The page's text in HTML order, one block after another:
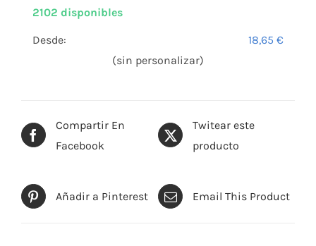
Compartir En
Facebook
Twitear este
producto
Añadir a Pinterest Email This Product
2102 disponibles
Desde: 18,65€
(sin personalizar)